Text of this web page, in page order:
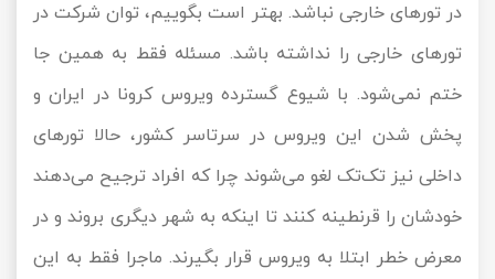
در تورهای خارجی نباشد. بهتر است بگوییم، توان شرکت در
تورهای خارجی را نداشته باشد. مسئله فقط به همین جا
ختم نمی‌شود. با شیوع گسترده ویروس کرونا در ایران و
پخش شدن این ویروس در سرتاسر کشور، حالا تورهای
داخلی نیز تک‌تک لغو می‌شوند چرا که افراد ترجیح می‌دهند
خودشان را قرنطینه کنند تا اینکه به شهر دیگری بروند و در
معرض خطر ابتلا به ویروس قرار بگیرند. ماجرا فقط به این